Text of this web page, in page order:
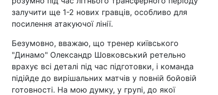
залучити ще 1-2 нових гравців, особливо для
посилення атакуючої лінії.
Безумовно, вважаю, що тренер київського
"Динамо" Олександр Шовковський ретельно
врахує всі деталі під час підготовки, і команда
підійде до вирішальних матчів у повній бойовій
готовності. На мою думку, у групі, до якої